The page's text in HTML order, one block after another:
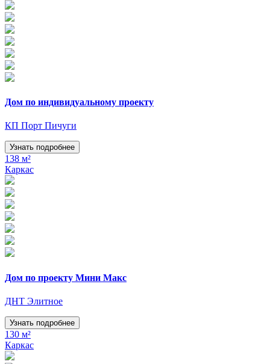
Дом по индивидуальному проекту
КП Порт Пичуги
Узнать подробнее
138 м²
Каркас
Дом по проекту Мини Макс
ДНТ Элитное
Узнать подробнее
130 м²
Каркас